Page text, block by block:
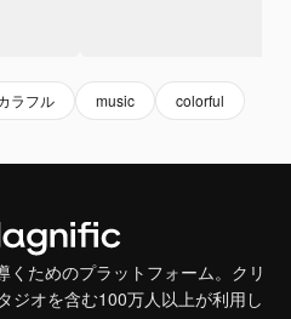
ラフル music colorful
ためのプラットフォーム。クリ
ジオを含む100万人以上が利用し